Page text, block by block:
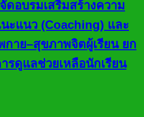
อบรมเสริมสร้างความ
ะแนว (Coaching) และ
าย–สุขภาพจิตผู้เรียน ยก
ดูแลช่วยเหลือนักเรียน